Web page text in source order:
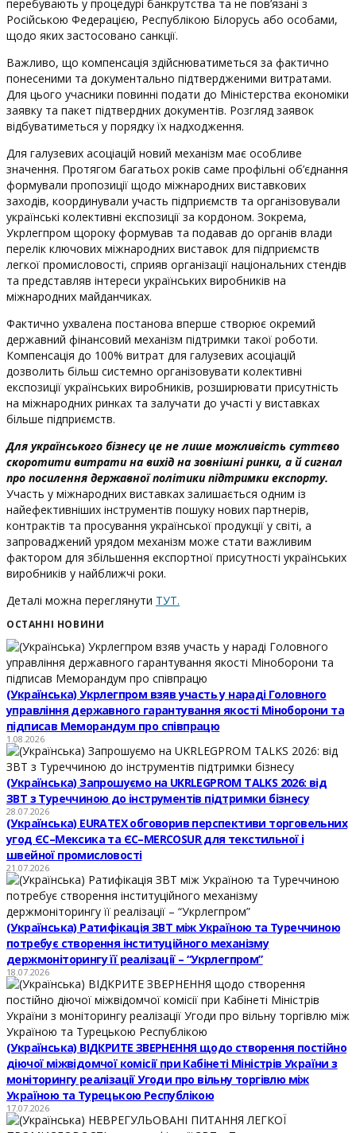
перебувають у процедурі банкрутства та не пов’язані з
Російською Федерацією, Республікою Білорусь або особами,
щодо яких застосовано санкції.
Важливо, що компенсація здійснюватиметься за фактично
понесеними та документально підтвердженими витратами.
Для цього учасники повинні подати до Міністерства економіки
заявку та пакет підтвердних документів. Розгляд заявок
відбуватиметься у порядку їх надходження.
Для галузевих асоціацій новий механізм має особливе
значення. Протягом багатьох років саме профільні об’єднання
формували пропозиції щодо міжнародних виставкових
заходів, координували участь підприємств та організовували
українські колективні експозиції за кордоном. Зокрема,
Укрлегпром щороку формував та подавав до органів влади
перелік ключових міжнародних виставок для підприємств
легкої промисловості, сприяв організації національних стендів
та представляв інтереси українських виробників на
міжнародних майданчиках.
Фактично ухвалена постанова вперше створює окремий
державний фінансовий механізм підтримки такої роботи.
Компенсація до 100% витрат для галузевих асоціацій
дозволить більш системно організовувати колективні
експозиції українських виробників, розширювати присутність
на міжнародних ринках та залучати до участі у виставках
більше підприємств.
Для українського бізнесу це не лише можливість суттєво
скоротити витрати на вихід на зовнішні ринки, а й сигнал
про посилення державної політики підтримки експорту.
Участь у міжнародних виставках залишається одним із
найефективніших інструментів пошуку нових партнерів,
контрактів та просування української продукції у світі, а
запроваджений урядом механізм може стати важливим
фактором для збільшення експортної присутності українських
виробників у найближчі роки.
Деталі можна переглянути ТУТ.
ОСТАННІ НОВИНИ
(Українська) Укрлегпром взяв участь у нараді Головного
управління державного гарантування якості Міноборони та
підписав Меморандум про співпрацю
1.08.2026
(Українська) Запрошуємо на UKRLEGPROM TALKS 2026: від
ЗВТ з Туреччиною до інструментів підтримки бізнесу
28.07.2026
(Українська) EURATEX обговорив перспективи торговельних
угод ЄС–Мексика та ЄС–MERCOSUR для текстильної і
швейної промисловості
21.07.2026
(Українська) Ратифікація ЗВТ між Україною та Туреччиною
потребує створення інституційного механізму
держмоніторингу її реалізації – “Укрлегпром”
18.07.2026
(Українська) ВІДКРИТЕ ЗВЕРНЕННЯ щодо створення постійно
діючої міжвідомчої комісії при Кабінеті Міністрів України з
моніторингу реалізації Угоди про вільну торгівлю між
Україною та Турецькою Республікою
17.07.2026